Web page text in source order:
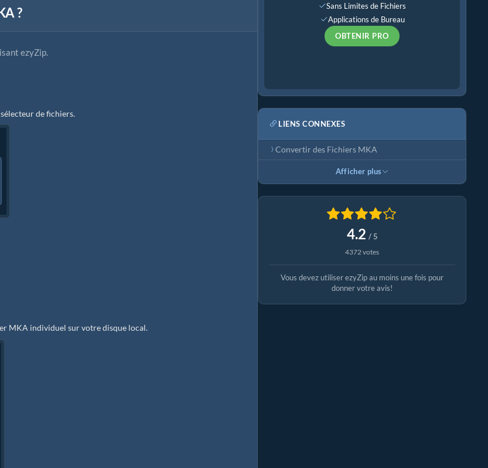
?
ezyZip.
de fichiers.
MKA individuel sur votre disque local.
Sans Limites de Fichiers
Applications de Bureau
OBTENIR PRO
LIENS CONNEXES
Convertir des Fichiers MKA
Afficher plus
4.2 / 5
4372 votes
Vous devez utiliser ezyZip au moins une fois pour
donner votre avis!